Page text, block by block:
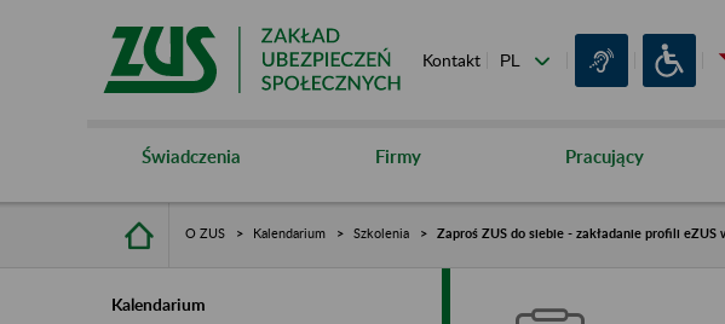
Kontakt
Świadczenia Firmy Pracujący
O ZUS Kalendarium Szkolenia Zaproś ZUS do siebie - zakładanie profili
Kalendarium